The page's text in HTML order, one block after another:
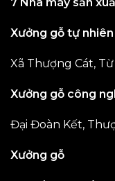
Xưởng gỗ tự nhiên
Xã Thượng Cát, Từ
Xưởng gỗ công
Đại Đoàn Kết,
Xưởng gỗ